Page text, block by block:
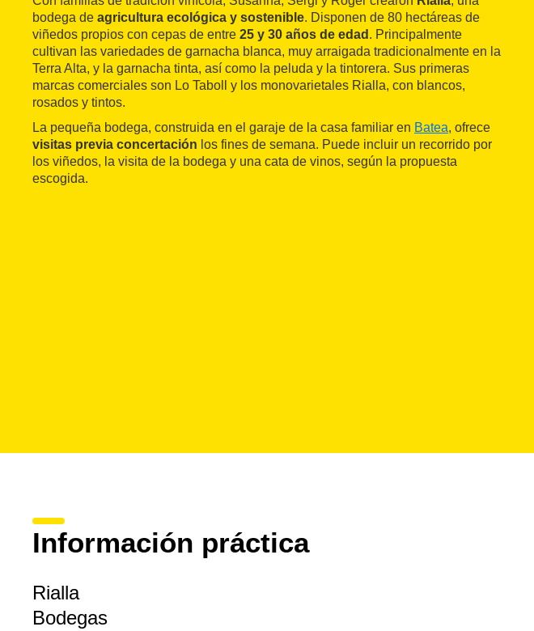
bodega de agricultura ecológica y sostenible. Disponen de 80 hectáreas de
viñedos propios con cepas de entre 25 y 30 años de edad . Principalmente
cultivan las variedades de garnacha blanca, muy arraigada tradicionalmente en la
Terra Alta, y la garnacha tinta, así como la peluda y la tintorera. Sus primeras
marcas comerciales son Lo Taboll y los monovarietales Rialla, con blancos,
rosados y tintos.
La pequeña bodega, construida en el garaje de la casa familiar en Batea, ofrece
visitas previa concertación los fines de semana. Puede incluir un recorrido por
los viñedos, la visita de la bodega y una cata de vinos, según la propuesta
escogida.
Información práctica
Rialla
Bodegas